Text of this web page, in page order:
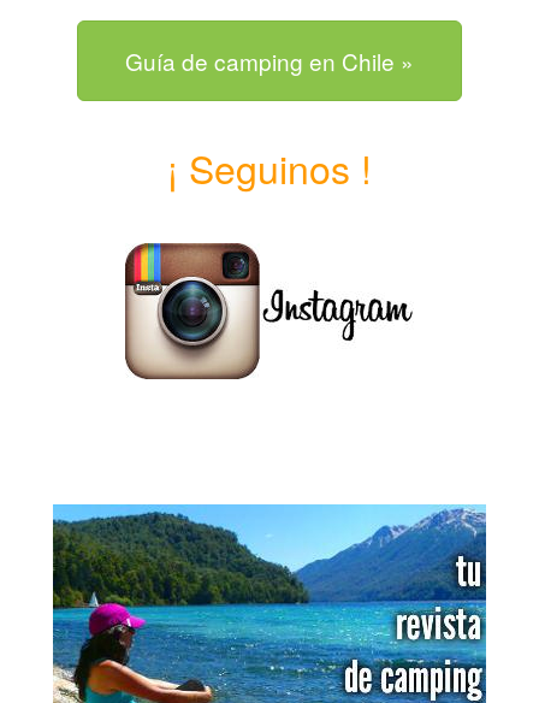
Guía de camping en Chile »
¡ Seguinos !